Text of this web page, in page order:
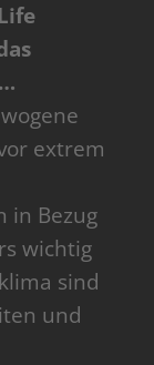
extrem
in Bezug
wichtig
sind
und